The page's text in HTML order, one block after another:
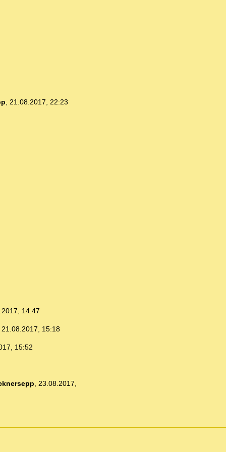
, 21.08.2017, 22:23
14:47
21.08.2017, 15:18
15:52
, 23.08.2017,